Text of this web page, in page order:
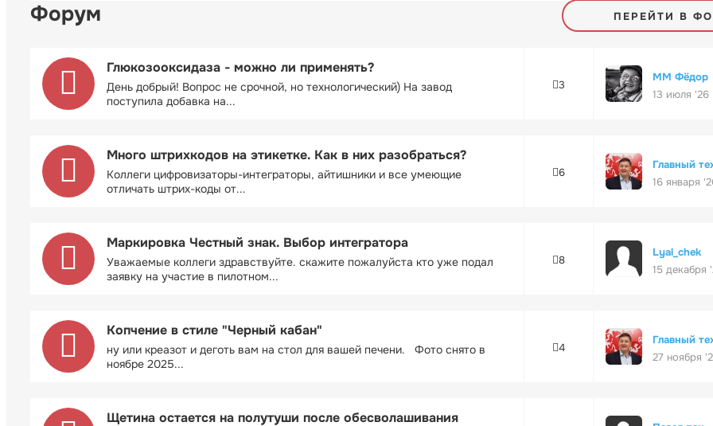
Форум ПЕРЕЙТИ В
Глюкозооксидаза - можно ли применять?
День добрый! Вопрос не срочной, но технологический) На завод
поступила добавка на...
3
ММ Фёдор
13 июля '26
Много штрихкодов на этикетке. Как в них разобраться?
Коллеги цифровизаторы-интеграторы, айтишники и все умеющие
отличать штрих-коды от...
6
Главный
16 января
Маркировка Честный знак. Выбор интегратора
Уважаемые коллеги здравствуйте. скажите пожалуйста кто уже подал
заявку на участие в пилотном...
8
Lyal_chek
15 декабря
Копчение в стиле "Черный кабан"
ну или креазот и деготь вам на стол для вашей печени. Фото снято в
ноябре 2025...
4
Главный
27 ноября
Щетина остается на полутуши после обесволашивания